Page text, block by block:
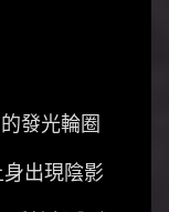
發光輪圈
出現陰影